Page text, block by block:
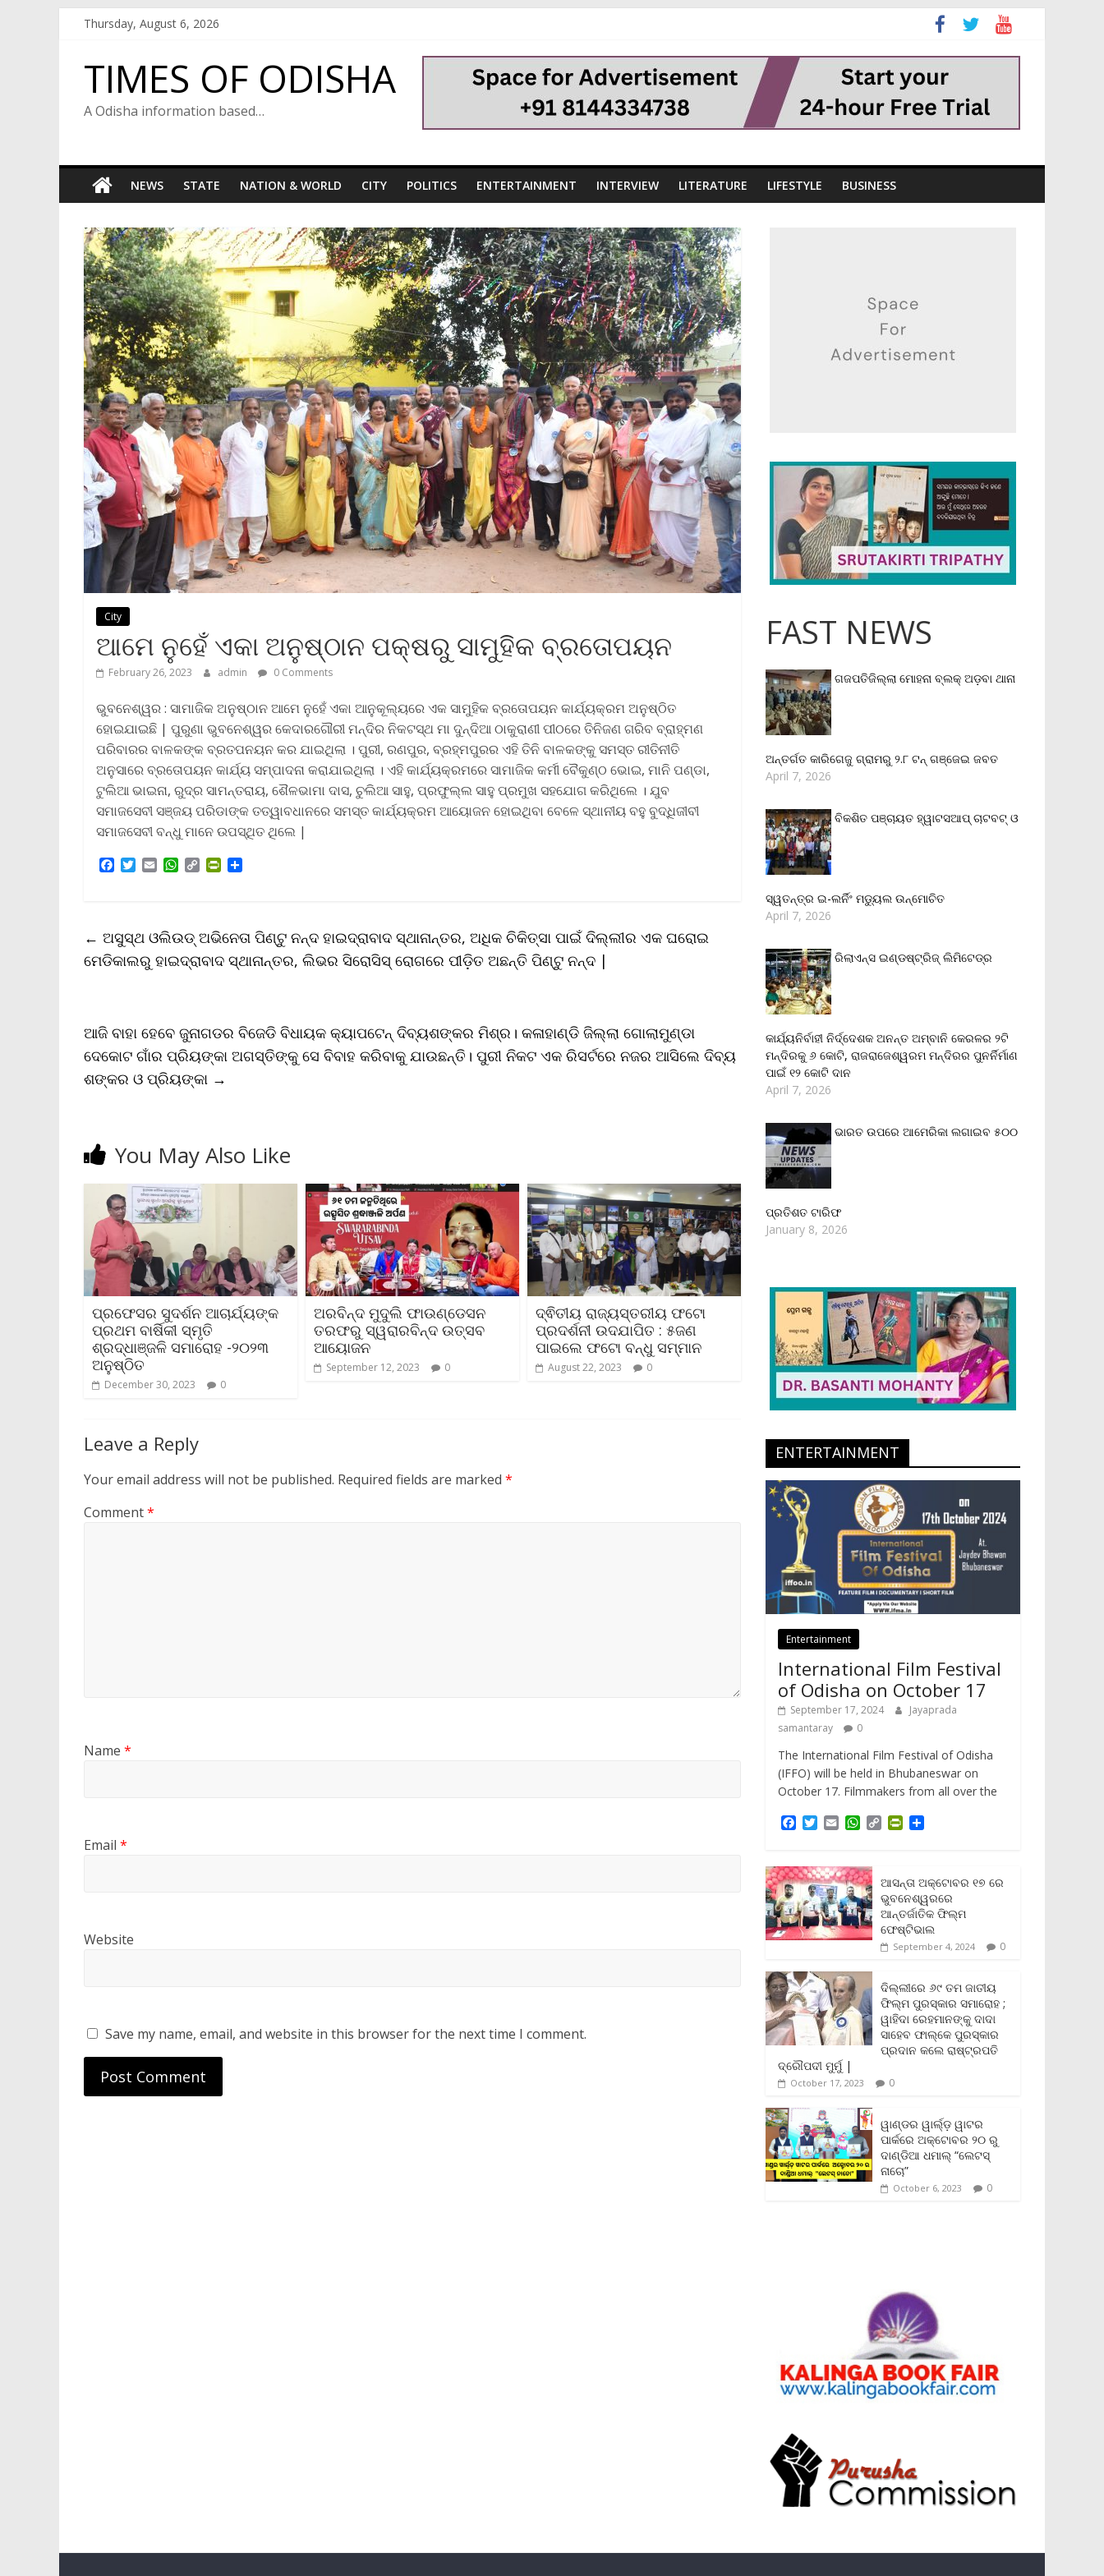
Thursday, August 6, 2026
TIMES OF ODISHA
A Odisha information based…
NEWS STATE NATION & WORLD CITY POLITICS ENTERTAINMENT INTERVIEW LITERATURE LIFESTYLE BUSINESS
City
ଆମେ ନୁହେଁ ଏକା ଅନୁଷ୍ଠାନ ପକ୍ଷରୁ ସାମୁହିକ ବ୍ରତୋପୟନ
February 26, 2023 admin 0 Comments
ଭୁବନେଶ୍ୱର : ସାମାଜିକ ଅନୁଷ୍ଠାନ ଆମେ ନୁହେଁ ଏକା ଆନୁକୂଲ୍ୟରେ ଏକ ସାମୁହିକ ବ୍ରତୋପୟନ କାର୍ଯ୍ୟକ୍ରମ ଅନୁଷ୍ଠିତ
ହୋଇଯାଇଛି | ପୁରୁଣା ଭୁବନେଶ୍ୱର କେଦାରଗୌରୀ ମନ୍ଦିର ନିକଟସ୍ଥ ମା ଦୁନ୍ଦିଆ ଠାକୁରାଣୀ ପୀଠରେ ତିନିଜଣ ଗରିବ ବ୍ରାହ୍ମଣ
ପରିବାରର ବାଳକଙ୍କ ବ୍ରତପନୟନ କର ଯାଇଥିଲା । ପୁରୀ, ରଣପୁର, ବ୍ରହ୍ମପୁରର ଏହି ତିନି ବାଳକଙ୍କୁ ସମସ୍ତ ରୀତିନୀତି
ଅନୁସାରେ ବ୍ରତୋପୟନ କାର୍ଯ୍ୟ ସମ୍ପାଦନା କରାଯାଇଥିଲା । ଏହି କାର୍ଯ୍ୟକ୍ରମରେ ସାମାଜିକ କର୍ମୀ ବୈକୁଣ୍ଠ ଭୋଇ, ମାନି ପଣ୍ଡା,
ଟୁଲିଆ ଭାଇନା, ରୁଦ୍ର ସାମନ୍ତରାୟ, ଶୈଳଭାମା ଦାସ, ଚୁଲିଆ ସାହୁ, ପ୍ରଫୁଲ୍ଲ ସାହୁ ପ୍ରମୁଖ ସହଯୋଗ କରିଥିଲେ । ଯୁବ
ସମାଜସେବୀ ସଞ୍ଜୟ ପରିଡାଙ୍କ ତତ୍ୱାବଧାନରେ ସମସ୍ତ କାର୍ଯ୍ୟକ୍ରମ ଆୟୋଜନ ହୋଇଥିବା ବେଳେ ସ୍ଥାନୀୟ ବହୁ ବୁଦ୍ଧିଜୀବୀ
ସମାଜସେବୀ ବନ୍ଧୁ ମାନେ ଉପସ୍ଥିତ ଥିଲେ |
o
o
k
T
e
r
E
W
A
p
p
C
i
n
k
P
F
r
i
l
y
← ଅସୁସ୍ଥ ଓଲିଉଡ୍ ଅଭିନେତା ପିଣ୍ଟୁ ନନ୍ଦ ହାଇଦ୍ରାବାଦ ସ୍ଥାନାନ୍ତର, ଅଧିକ ଚିକିତ୍ସା ପାଇଁ ଦିଲ୍ଲୀର ଏକ ଘରୋଇ
ମେଡିକାଲରୁ ହାଇଦ୍ରାବାଦ ସ୍ଥାନାନ୍ତର, ଲିଭର ସିରୋସିସ୍ ରୋଗରେ ପୀଡ଼ିତ ଅଛନ୍ତି ପିଣ୍ଟୁ ନନ୍ଦ |
ଆଜି ବାହା ହେବେ ଜୁନାଗଡର ବିଜେଡି ବିଧାୟକ କ୍ୟାପଟେନ୍ ଦିବ୍ୟଶଙ୍କର ମିଶ୍ର। କଳାହାଣ୍ଡି ଜିଲ୍ଲା ଗୋଲାମୁଣ୍ଡା
ଦେକୋଟ ଗାଁର ପ୍ରିୟଙ୍କା ଅଗସ୍ତିଙ୍କୁ ସେ ବିବାହ କରିବାକୁ ଯାଉଛନ୍ତି। ପୁରୀ ନିକଟ ଏକ ରିସର୍ଟରେ ନଜର ଆସିଲେ ଦିବ୍ୟ
ଶଙ୍କର ଓ ପ୍ରିୟଙ୍କା →
You May Also Like
ପ୍ରଫେସର ସୁଦର୍ଶନ ଆଚାର୍ଯ୍ୟଙ୍କ
ପ୍ରଥମ ବାର୍ଷିକୀ ସ୍ମୃତି
ଶ୍ରଦ୍ଧାଞ୍ଜଳି ସମାରୋହ -୨୦୨୩
ଅନୁଷ୍ଠିତ
December 30, 2023 0
ଅରବିନ୍ଦ ମୁଦୁଲି ଫାଉଣ୍ଡେସନ
ତରଫରୁ ସ୍ୱରାରବିନ୍ଦ ଉତ୍ସବ
ଆୟୋଜନ
September 12, 2023 0
ଦ୍ଵିତୀୟ ରାଜ୍ୟସ୍ତରୀୟ ଫଟୋ
ପ୍ରଦର୍ଶନୀ ଉଦଯାପିତ : ୫ଜଣ
ପାଇଲେ ଫଟୋ ବନ୍ଧୁ ସମ୍ମାନ
August 22, 2023 0
Leave a Reply
Your email address will not be published. Required fields are marked *
Comment*
Name *
Email *
Website
Save my name, email, and website in this browser for the next time I comment.
FAST NEWS
ଗଜପତିଜିଲ୍ଲା ମୋହନା ବ୍ଲକ୍‌ ଅଡ଼ବା ଥାନା
ଅନ୍ତର୍ଗତ କାରିଗେଜୁ ଗ୍ରାମରୁ ୨.୮ ଟନ୍ ଗଞ୍ଜେଇ ଜବତ
April 7, 2026
ବିକଶିତ ପଞ୍ଚାୟତ ହ୍ୱାଟସଆପ୍ ଚାଟବଟ୍ ଓ
ସ୍ୱତନ୍ତ୍ର ଇ-ଲର୍ନିଂ ମଡ୍ୟୁଲ ଉନ୍ମୋଚିତ
April 7, 2026
ରିଲାଏନ୍‌ସ ଇଣ୍ଡଷ୍ଟ୍ରିଜ୍ ଲିମିଟେଡ୍‌ର
କାର୍ଯ୍ୟନିର୍ବାହୀ ନିର୍ଦ୍ଦେଶକ ଅନନ୍ତ ଅମ୍ବାନି କେରଳର ୨ଟି
ମନ୍ଦିରକୁ ୬ କୋଟି, ରାଜରାଜେଶ୍ୱରମ ମନ୍ଦିରର ପୁନର୍ନିର୍ମାଣ
ପାଇଁ ୧୨ କୋଟି ଦାନ
April 7, 2026
ଭାରତ ଉପରେ ଆମେରିକା ଲଗାଇବ ୫୦୦
ପ୍ରତିଶତ ଟାରିଫ
January 8, 2026
ENTERTAINMENT
Entertainment
International Film Festival
of Odisha on October 17
September 17, 2024
Jayaprada
samantaray
0
The International Film Festival of Odisha
(IFFO) will be held in Bhubaneswar on
October 17. Filmmakers from all over the
e
b
o
o
k
T
t
t
e
r
E
i
l
W
t
s
A
p
p
C
L
i
n
k
P
t
F
r
i
e
n
l
y
e
ଆସନ୍ତା ଅକ୍ଟୋବର ୧୭ ରେ
ଭୁବନେଶ୍ୱରରେ
ଆନ୍ତର୍ଜାତିକ ଫିଲ୍ମ
ଫେଷ୍ଟିଭାଲ
September 4, 2024 0
ଦିଲ୍ଲୀରେ ୬୯ ତମ ଜାତୀୟ
ଫିଲ୍ମ ପୁରସ୍କାର ସମାରୋହ ;
ୱାହିଦା ରେହମାନଙ୍କୁ ଦାଦା
ସାହେବ ଫାଲ୍‌କେ ପୁରସ୍କାର
ପ୍ରଦାନ କଲେ ରାଷ୍ଟ୍ରପତି
ଦ୍ରୌପଦୀ ମୁର୍ମୁ |
October 17, 2023 0
ୱାଣ୍ଡର ୱାର୍ଲ୍‌ଡ଼ ୱାଟର
ପାର୍କରେ ଅକ୍ଟୋବର ୨୦ ରୁ
ଦାଣ୍ଡିଆ ଧମାଲ୍ “ଲେଟସ୍
ନାଚୋ”
October 6, 2023 0